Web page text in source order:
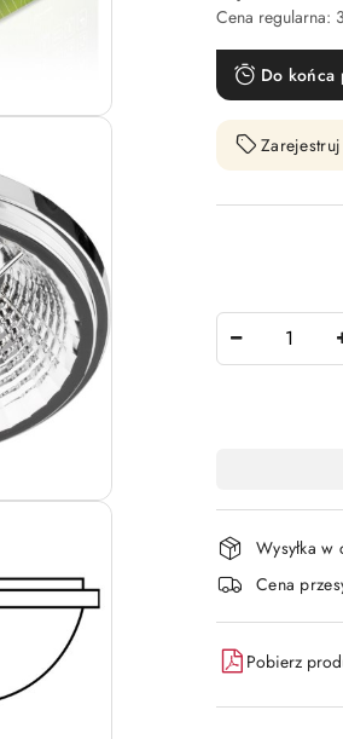
Cena regularna:
Do końca
i
dostawa
Wysyłka w
Cena
Pobierz